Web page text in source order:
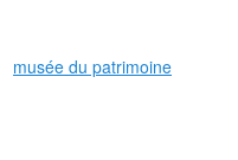
musée du patrimoine